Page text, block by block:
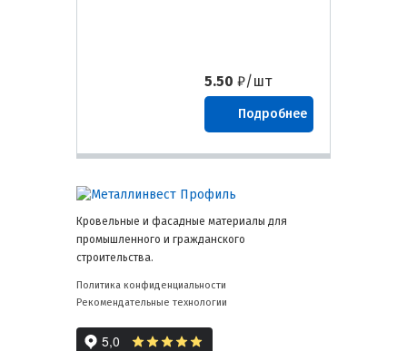
5.50 ₽/шт
Подробнее
Кровельные и фасадные материалы для
промышленного и гражданского
строительства.
Политика конфиденциальности
Рекомендательные технологии